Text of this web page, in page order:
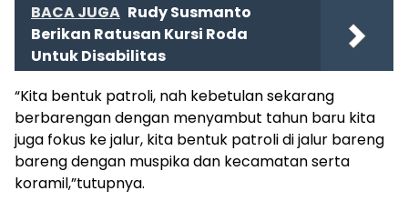
BACA JUGA Rudy Susmanto
Berikan Ratusan Kursi Roda
Untuk Disabilitas
“Kita bentuk patroli, nah kebetulan sekarang
berbarengan dengan menyambut tahun baru kita
juga fokus ke jalur, kita bentuk patroli di jalur bareng
bareng dengan muspika dan kecamatan serta
koramil,”tutupnya.